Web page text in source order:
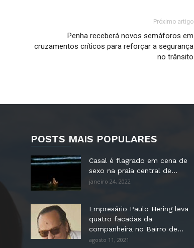
Próximo artigo
Penha receberá novos semáforos em
cruzamentos críticos para reforçar a segurança
no trânsito
POSTS MAIS POPULARES
Casal é flagrado em cena de
sexo na praia central de...
janeiro 24, 2022
Empresário Paulo Hering leva
quatro facadas da
companheira no Bairro de...
agosto 11, 2021